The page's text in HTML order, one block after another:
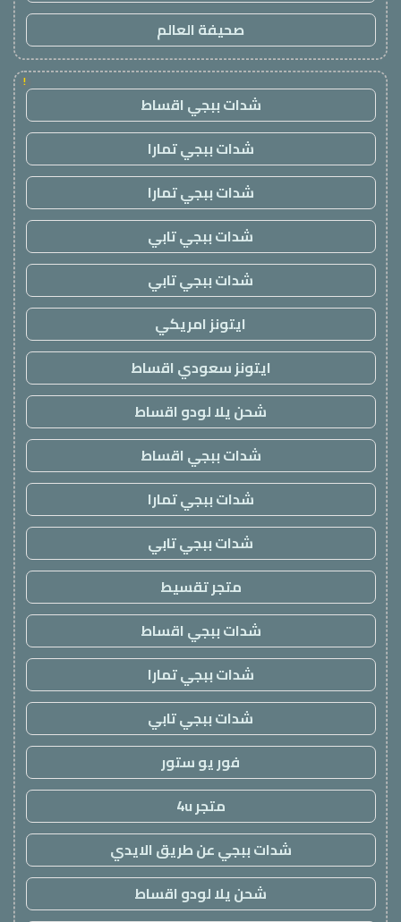
صحيفة العالم
!
شدات ببجي اقساط
شدات ببجي تمارا
شدات ببجي تمارا
شدات ببجي تابي
شدات ببجي تابي
ايتونز امريكي
ايتونز سعودي اقساط
شحن يلا لودو اقساط
شدات ببجي اقساط
شدات ببجي تمارا
شدات ببجي تابي
متجر تقسيط
شدات ببجي اقساط
شدات ببجي تمارا
شدات ببجي تابي
فور يو ستور
متجر 4u
شدات ببجي عن طريق الايدي
شحن يلا لودو اقساط